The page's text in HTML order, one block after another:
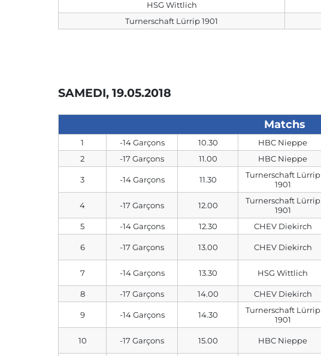
HSG Wittlich
Turnerschaft Lürrip 1901
SAMEDI, 19.05.2018
Matchs
1 -14 Garçons 10.30 HBC Nieppe
2
-17 Garçons 11.00 HBC Nieppe
3 -14 Garçons 11.30
Turnerschaft Lürrip
1901
4 -17 Garçons 12.00
Turnerschaft Lürrip
1901
5 -14 Garçons 12.30 CHEV Diekirch
6 -17 Garçons 13.00 CHEV Diekirch
7 -14 Garçons 13.30 HSG Wittlich
8 -17 Garçons 14.00 CHEV Diekirch
9 -14 Garçons 14.30
Turnerschaft Lürrip
1901
10 -17 Garçons 15.00 HBC Nieppe